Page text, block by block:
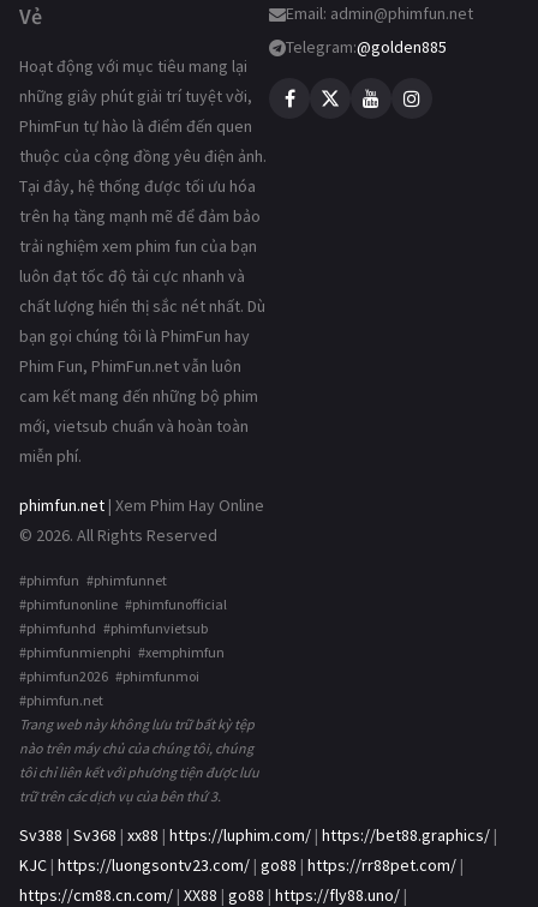
Vẻ
Hoạt động với mục tiêu mang lại
những giây phút giải trí tuyệt vời,
PhimFun tự hào là điểm đến quen
thuộc của cộng đồng yêu điện ảnh.
Tại đây, hệ thống được tối ưu hóa
trên hạ tầng mạnh mẽ để đảm bảo
trải nghiệm xem phim fun của bạn
luôn đạt tốc độ tải cực nhanh và
chất lượng hiển thị sắc nét nhất. Dù
bạn gọi chúng tôi là PhimFun hay
Phim Fun, PhimFun.net vẫn luôn
cam kết mang đến những bộ phim
mới, vietsub chuẩn và hoàn toàn
miễn phí.
phimfun.net | Xem Phim Hay Online
© 2026. All Rights Reserved
#phimfun #phimfunnet
#phimfunonline #phimfunofficial
#phimfunhd #phimfunvietsub
#phimfunmienphi #xemphimfun
#phimfun2026 #phimfunmoi
#phimfun.net
Trang web này không lưu trữ bất kỳ tệp
nào trên máy chủ của chúng tôi, chúng
tôi chỉ liên kết với phương tiện được lưu
trữ trên các dịch vụ của bên thứ 3.
Email: admin@phimfun.net
Telegram:@golden885
Sv388 | Sv368 | xx88 | https://luphim.com/ | https://bet88.graphics/ |
KJC | https://luongsontv23.com/ | go88 | https://rr88pet.com/ |
https://cm88.cn.com/ | XX88 | go88 | https://fly88.uno/ |